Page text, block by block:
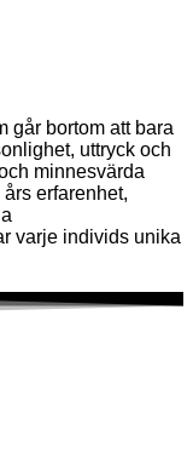
går bortom att bara
uttryck och
minnesvärda
erfarenhet,
varje individs unika